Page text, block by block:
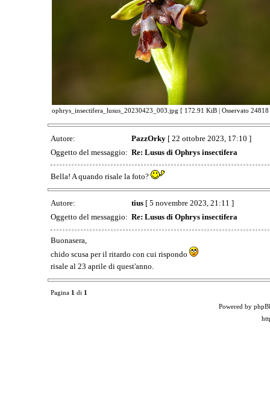
ophrys_insectifera_lusus_20230423_003.jpg [ 172.91 KiB | Osservato
Autore: PazzOrky[ 22 ottobre 2023, 17:10 ]
Oggetto del messaggio: Re: Lusus di Ophrys insectifera
Bella! A quando risale la foto?
Autore: tius[ 5 novembre 2023, 21:11 ]
Oggetto del messaggio: Re: Lusus di Ophrys insectifera
Buonasera,
chido scusa per il ritardo con cui rispondo
risale al 23 aprile di quest'anno.
Pagina 1 di 1
Powered by